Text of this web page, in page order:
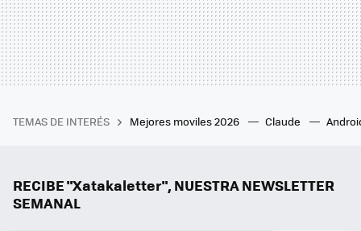
TEMAS DE INTERÉS Mejores moviles 2026 Claude
RECIBE "Xatakaletter", NUESTRA NEWSLETTER
SEMANAL